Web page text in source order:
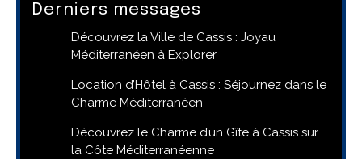
Derniers messages
Découvrez la Ville de Cassis : Joyau
Méditerranéen à Explorer
Location d’Hôtel à Cassis : Séjournez dans le
Charme Méditerranéen
Découvrez le Charme d’un Gîte à Cassis sur
la Côte Méditerranéenne